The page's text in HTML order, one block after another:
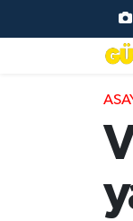
Özel Haber
Resmi
Ekonomi